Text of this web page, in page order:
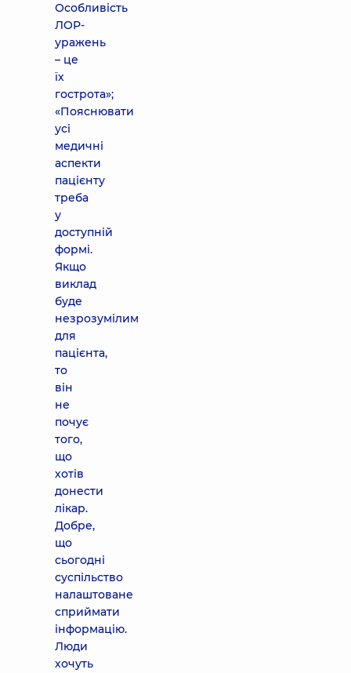
Особливість
ЛОР-
уражень
– це
їх
гострота»;
«Пояснювати
усі
медичні
аспекти
пацієнту
треба
у
доступній
формі.
Якщо
виклад
буде
незрозумілим
для
пацієнта,
то
він
не
почує
того,
що
хотів
донести
лікар.
Добре,
що
сьогодні
суспільство
налаштоване
сприймати
інформацію.
Люди
хочуть